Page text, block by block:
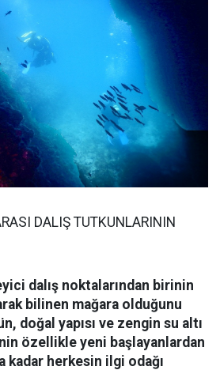
DALIŞ TUTKUNLARININ
dalış noktalarından birinin
bilinen mağara olduğunu
doğal yapısı ve zengin su altı
özellikle yeni başlayanlardan
kadar herkesin ilgi odağı